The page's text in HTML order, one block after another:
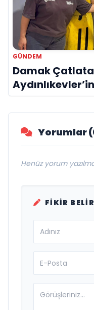
GÜNDEM
Damak
Damak
Yorumlar
Henüz yorum
FIKIR